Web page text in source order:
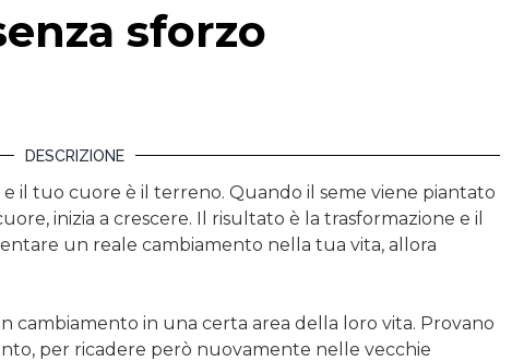
sforzo
DESCRIZIONE
il tuo cuore è il terreno. Quando il seme viene piantato
inizia a crescere. Il risultato è la trasformazione e il
un reale cambiamento nella tua vita, allora
cambiamento in una certa area della loro vita. Provano
per ricadere però nuovamente nelle vecchie